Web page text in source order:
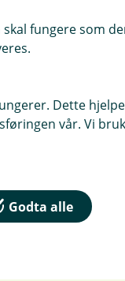
gi deg
fungere som
Dette
vår. Vi
Godta alle